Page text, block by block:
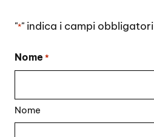
"*" indica i campi obbligatori
Nome *
Nome